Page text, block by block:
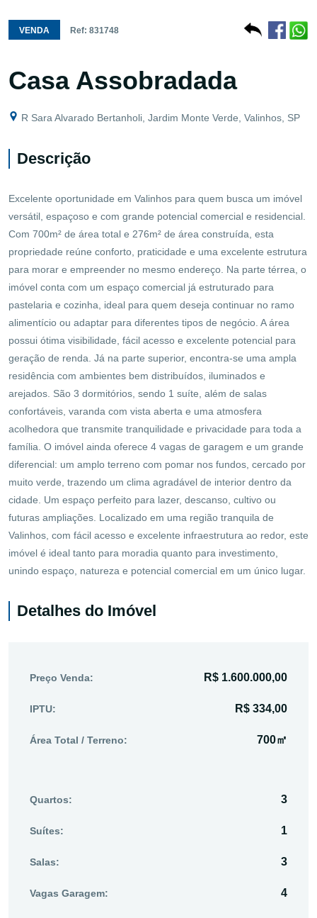
VENDA Ref: 831748
Casa Assobradada
R Sara Alvarado Bertanholi, Jardim Monte Verde, Valinhos, SP
Descrição
Excelente oportunidade em Valinhos para quem busca um imóvel
versátil, espaçoso e com grande potencial comercial e residencial.
Com 700m² de área total e 276m² de área construída, esta
propriedade reúne conforto, praticidade e uma excelente estrutura
para morar e empreender no mesmo endereço. Na parte térrea, o
imóvel conta com um espaço comercial já estruturado para
pastelaria e cozinha, ideal para quem deseja continuar no ramo
alimentício ou adaptar para diferentes tipos de negócio. A área
possui ótima visibilidade, fácil acesso e excelente potencial para
geração de renda. Já na parte superior, encontra-se uma ampla
residência com ambientes bem distribuídos, iluminados e
arejados. São 3 dormitórios, sendo 1 suíte, além de salas
confortáveis, varanda com vista aberta e uma atmosfera
acolhedora que transmite tranquilidade e privacidade para toda a
família. O imóvel ainda oferece 4 vagas de garagem e um grande
diferencial: um amplo terreno com pomar nos fundos, cercado por
muito verde, trazendo um clima agradável de interior dentro da
cidade. Um espaço perfeito para lazer, descanso, cultivo ou
futuras ampliações. Localizado em uma região tranquila de
Valinhos, com fácil acesso e excelente infraestrutura ao redor, este
imóvel é ideal tanto para moradia quanto para investimento,
unindo espaço, natureza e potencial comercial em um único lugar.
Detalhes do Imóvel
Preço Venda: R$ 1.600.000,00
IPTU: R$ 334,00
Área Total / Terreno: 700㎡
Quartos: 3
Suítes: 1
Salas: 3
Vagas Garagem: 4